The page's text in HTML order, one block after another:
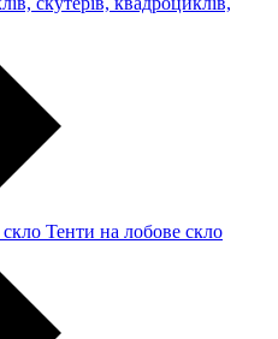
Тенти на лобове скло